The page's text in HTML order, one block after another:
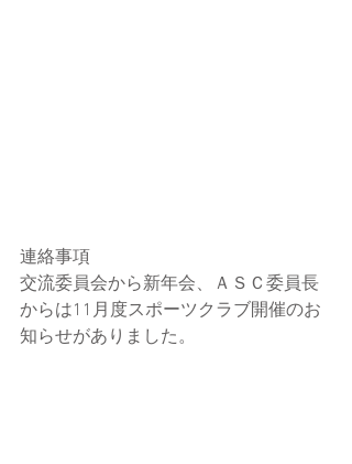
連絡事項
交流委員会から新年会、ＡＳＣ委員長
からは11月度スポーツクラブ開催のお
知らせがありました。